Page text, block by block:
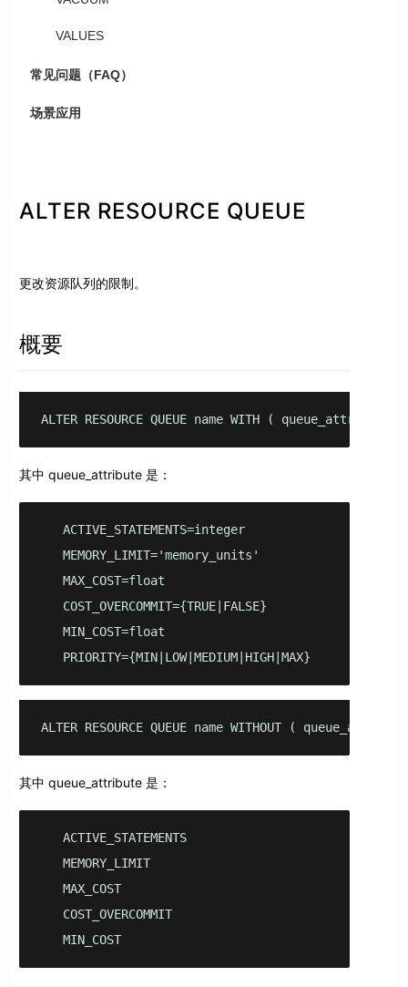
VALUES
常见问题（FAQ）
场景应用
ALTER RESOURCE QUEUE
更改资源队列的限制。
概要
ALTER RESOURCE QUEUE name WITH (
其中 queue_attribute 是：
   ACTIVE_STATEMENTS=integer
   MEMORY_LIMIT='memory_units'
   MAX_COST=float
   COST_OVERCOMMIT={TRUE|FALSE}
   MIN_COST=float
   PRIORITY={MIN|LOW|MEDIUM|HIGH|MAX}
ALTER RESOURCE QUEUE name WITHOUT (
其中 queue_attribute 是：
   ACTIVE_STATEMENTS
   MEMORY_LIMIT
   MAX_COST
   COST_OVERCOMMIT
   MIN_COST